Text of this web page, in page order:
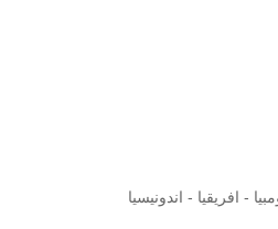
- افريقيا - اندونيسيا